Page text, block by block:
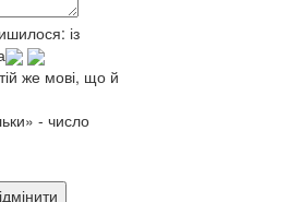
із
же мові, що й
- число